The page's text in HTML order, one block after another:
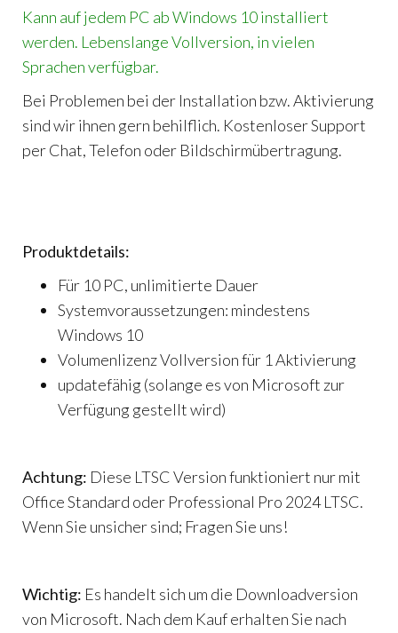
Kann auf jedem PC ab Windows 10 installiert
werden. Lebenslange Vollversion, in vielen
Sprachen verfügbar.
Bei Problemen bei der Installation bzw. Aktivierung
sind wir ihnen gern behilflich. Kostenloser Support
per Chat, Telefon oder Bildschirmübertragung.
Produktdetails:
Für 10 PC, unlimitierte Dauer
Systemvoraussetzungen: mindestens
Windows 10
Volumenlizenz Vollversion für 1 Aktivierung
updatefähig (solange es von Microsoft zur
Verfügung gestellt wird)
Achtung: Diese LTSC Version funktioniert nur mit
Office Standard oder Professional Pro 2024 LTSC.
Wenn Sie unsicher sind; Fragen Sie uns!
Wichtig: Es handelt sich um die Downloadversion
von Microsoft. Nach dem Kauf erhalten Sie nach